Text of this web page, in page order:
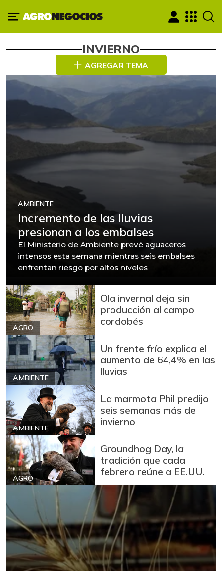
INVIERNO
AGREGAR TEMA
AMBIENTE
Incremento de las lluvias
presionan a los embalses
El Ministerio de Ambiente prevé aguaceros
intensos esta semana mientras seis embalses
enfrentan riesgo por altos niveles
AGRO
Ola invernal deja sin
producción al campo
cordobés
AMBIENTE
Un frente frío explica el
aumento de 64,4% en las
lluvias
AMBIENTE
La marmota Phil predijo
seis semanas más de
invierno
AGRO
Groundhog Day, la
tradición que cada
febrero reúne a EE.UU.